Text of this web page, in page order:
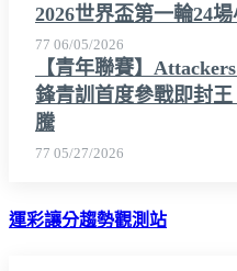
2026世界盃第一輪24
77 06/05/2026
【青年聯賽】
鋒青訓首度參戰即封
騰
77 05/27/2026
運彩讓分趨勢觀測站